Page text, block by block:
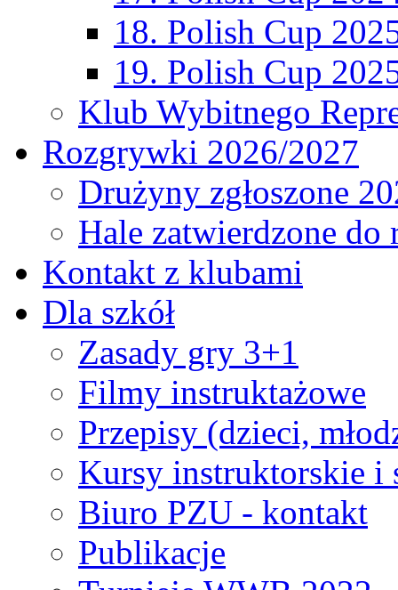
18. Polish Cup
19. Polish Cup
Klub Wybitnego
Rozgrywki 2026/2027
Drużyny zgłoszone
Hale zatwierdzone
Kontakt z klubami
Dla szkół
Zasady gry 3+1
Filmy instruktażowe
Przepisy (dzieci,
Kursy instruktorskie i
Biuro PZU - kontakt
Publikacje